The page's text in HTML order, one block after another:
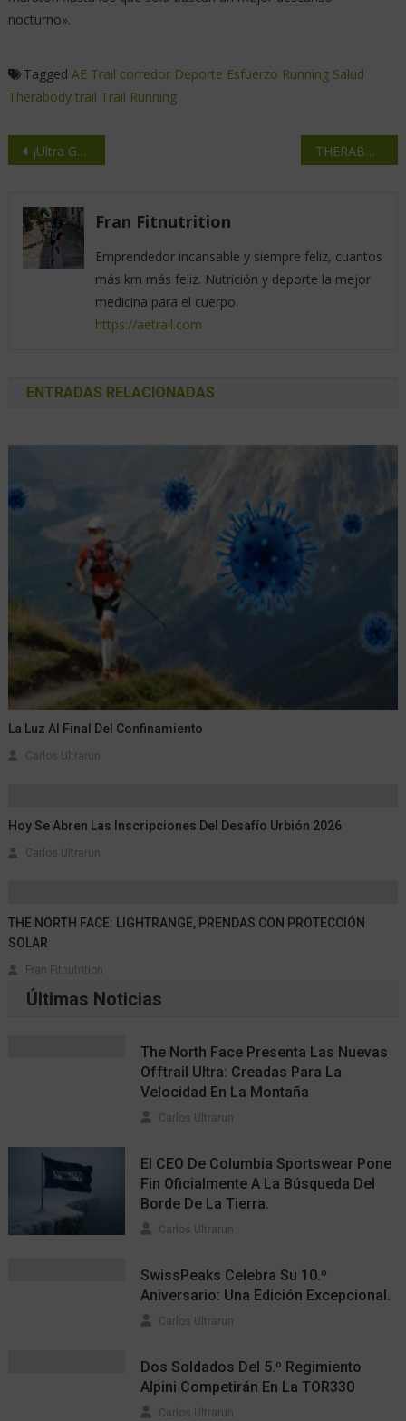
nocturno».
Tagged AE Trail corredor Deporte Esfuerzo Running Salud
Therabody trail Trail Running
¡Ultra Guara Somontano 2024: Increíble, más acción en menos tiempo es imposible! THERABODY rebaja sus productos premium por Prime Day
Fran Fitnutrition
Emprendedor incansable y siempre feliz, cuantos
más km más feliz. Nutrición y deporte la mejor
medicina para el cuerpo.
https://aetrail.com
ENTRADAS RELACIONADAS
La Luz Al Final Del Confinamiento
Carlos Ultrarun
Hoy Se Abren Las Inscripciones Del Desafío Urbión 2026
Carlos Ultrarun
THE NORTH FACE: LIGHTRANGE, PRENDAS CON PROTECCIÓN
SOLAR
Fran Fitnutrition
Últimas Noticias
The North Face Presenta Las Nuevas
Offtrail Ultra: Creadas Para La
Velocidad En La Montaña
Carlos Ultrarun
El CEO De Columbia Sportswear Pone
Fin Oficialmente A La Búsqueda Del
Borde De La Tierra.
Carlos Ultrarun
SwissPeaks Celebra Su 10.º
Aniversario: Una Edición Excepcional.
Carlos Ultrarun
Dos Soldados Del 5.º Regimiento
Alpini Competirán En La TOR330
Carlos Ultrarun